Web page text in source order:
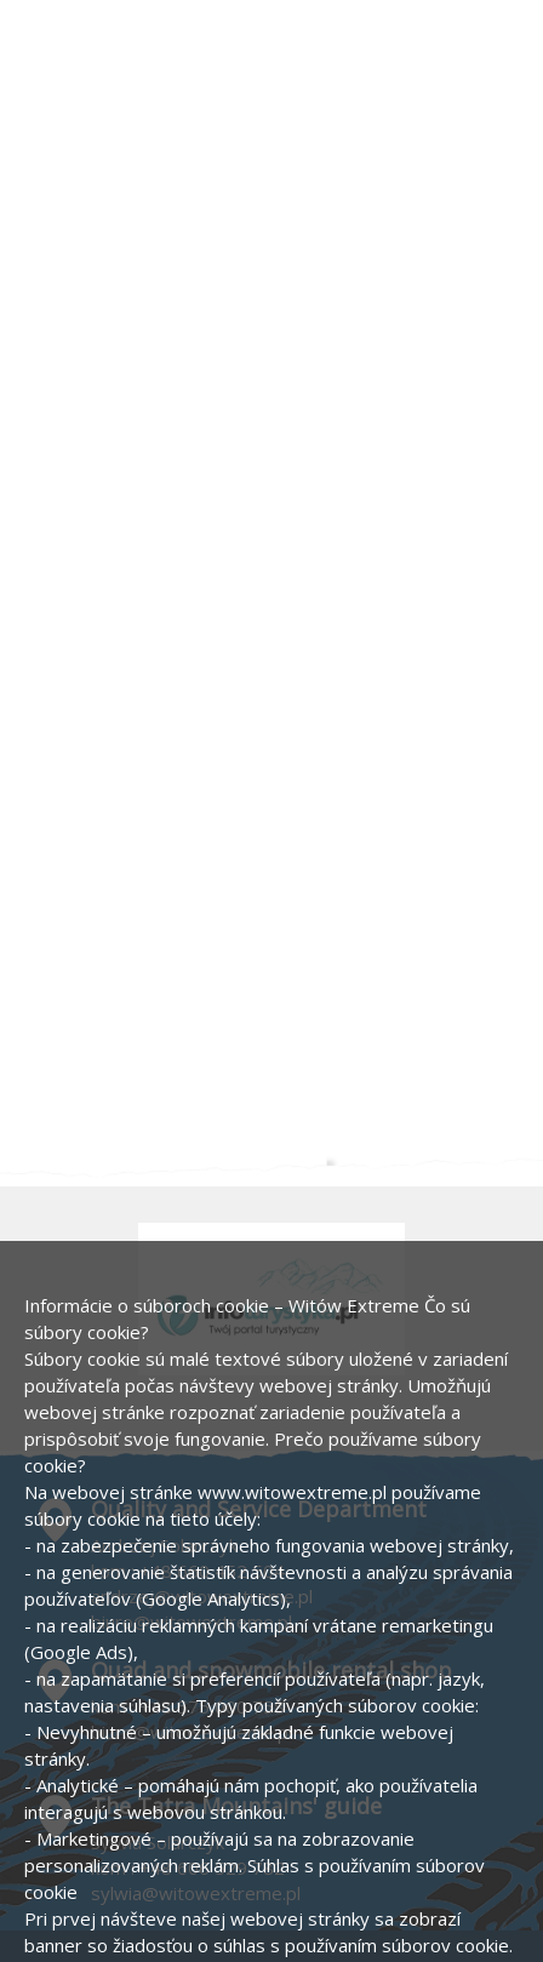
Quality and Service Department
Andrzej Solarczyk
kom :+48 660 452 504
andrzej@witowextreme.pl
biuro@witowextreme.pl
Quad and snowmobile rental shop
kom :+48 575 000 758
biuro@witowextreme.pl
The Tatra Mountains' guide
Sylwia Solarczyk
kom :+48 606 529 782
sylwia@witowextreme.pl
Informácie o súboroch cookie – Witów Extreme Čo sú
súbory cookie?
Súbory cookie sú malé textové súbory uložené v zariadení
používateľa počas návštevy webovej stránky. Umožňujú
webovej stránke rozpoznať zariadenie používateľa a
prispôsobiť svoje fungovanie. Prečo používame súbory
cookie?
Na webovej stránke www.witowextreme.pl používame
súbory cookie na tieto účely:
- na zabezpečenie správneho fungovania webovej stránky,
- na generovanie štatistík návštevnosti a analýzu správania
používateľov (Google Analytics),
- na realizáciu reklamných kampaní vrátane remarketingu
(Google Ads),
- na zapamätanie si preferencií používateľa (napr. jazyk,
nastavenia súhlasu). Typy používaných súborov cookie:
- Nevyhnutné – umožňujú základné funkcie webovej
stránky.
- Analytické – pomáhajú nám pochopiť, ako používatelia
interagujú s webovou stránkou.
- Marketingové – používajú sa na zobrazovanie
personalizovaných reklám. Súhlas s používaním súborov
cookie
Pri prvej návšteve našej webovej stránky sa zobrazí
banner so žiadosťou o súhlas s používaním súborov cookie.